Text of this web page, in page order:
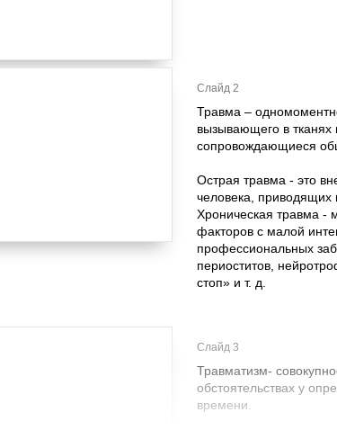
Слайд 2
Травма –
вызывающего в тканях
сопровождающиеся
Острая травма - это
человека, приводящих
Хроническая травма -
факторов с малой
профессиональных
периоститов,
стоп» и т. д.
Слайд 3
Травматизм-
обстоятельствах у
времени.